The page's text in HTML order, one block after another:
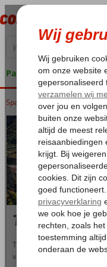
Pakketgarantie
Home
Spanje Canarische Eilanden
Tenerife
Tenerife is onder andere
vol contrasten en biedt